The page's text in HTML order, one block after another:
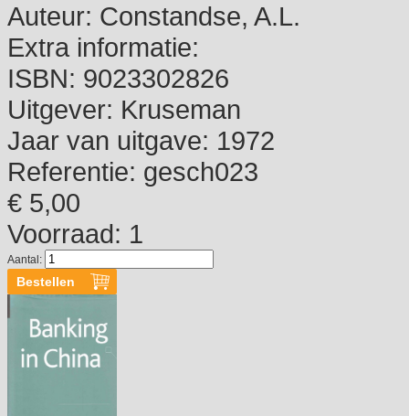
Auteur: Constandse, A.L.
Extra informatie:
ISBN: 9023302826
Uitgever: Kruseman
Jaar van uitgave: 1972
Referentie: gesch023
€ 5,00
Voorraad: 1
Aantal: